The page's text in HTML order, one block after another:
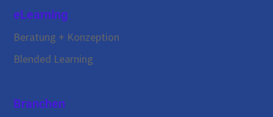
Branchen
eLearning
Beratung + Konzeption
Blended Learning